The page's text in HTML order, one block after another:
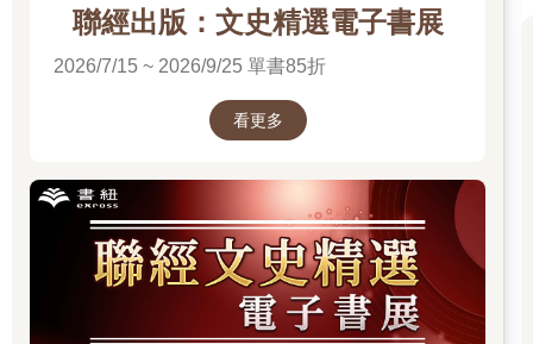
在限動上標記我，傳來的通知。
很快Y就回覆了我。「我也想去，但還沒有車票。」他說：「還是
我們一起？」
我與Y從高中一年級就結識，如今Y位居公司要職，事務既繁且
重，假日也經常不得閒，平時想見上一面都不容易，居然，就這
預感了Y的反應。畢竟十六年前的八八風災也是這樣，大學時還住
同寢室的我們看到新聞，頗有默契地都想要出一臂之力，簡單交
換了點想法，隔日就憑著一股衝勁動身南下。
時移事往，許多細節早已模糊，印象裡，八八風災受創嚴重的地
區同樣滿目瘡痍，只是當年的志工行，最終僅僅被分配到某個學
校的禮堂，搬運各界盛情捐贈的乾糧零食礦泉水。沒看見破損的
聯經出版：文史精選電子書展
2026/7/15 ~ 2026/9/25 單書85折
看更多